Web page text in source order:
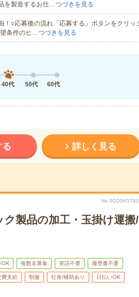
を製造するお仕…つづきを見る
！○応募後の流れ「応募する」ボタンをクリッ
望条件のヒ…つづきを見る
40代 50代 60代
る 詳しく見る
ク製品の加工・玉掛け運搬/
OK 複数名募集 英語不要 履歴書不要
費支給 制服 社食/補助あり 日払いOK